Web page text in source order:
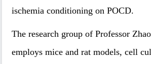
ischemia conditioning on POCD.
The research group of Professor
employs mice and rat models, cell